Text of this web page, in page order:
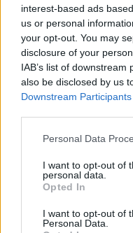
interest-based ads
us or personal
your opt-out. You may
disclosure of your
IAB’s list of
also be disclosed by us
Downstream Participants
Please note that this
not limited to your visit
grant or deny consent
use your data for below
consent section.
Personal Data
I want to opt-out of
personal data.
Opted In
I want to opt-out of
Personal Data.
Aktuális
Paks